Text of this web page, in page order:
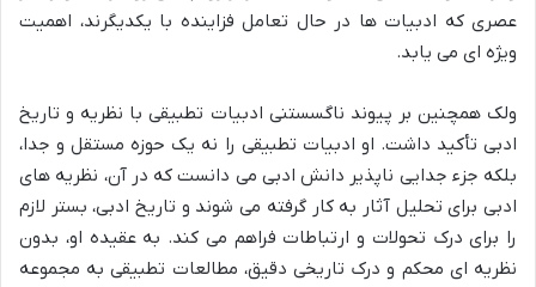
عصری که ادبیات ها در حال تعامل فزاینده با یکدیگرند، اهمیت
ویژه ای می یابد.
ولک همچنین بر پیوند ناگسستنی ادبیات تطبیقی با نظریه و تاریخ
ادبی تأکید داشت. او ادبیات تطبیقی را نه یک حوزه مستقل و جدا،
بلکه جزء جدایی ناپذیر دانش ادبی می دانست که در آن، نظریه های
ادبی برای تحلیل آثار به کار گرفته می شوند و تاریخ ادبی، بستر لازم
را برای درک تحولات و ارتباطات فراهم می کند. به عقیده او، بدون
نظریه ای محکم و درک تاریخی دقیق، مطالعات تطبیقی به مجموعه